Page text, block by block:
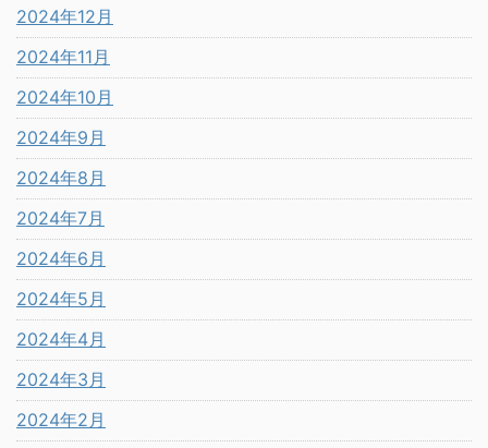
2024年12月
2024年11月
2024年10月
2024年9月
2024年8月
2024年7月
2024年6月
2024年5月
2024年4月
2024年3月
2024年2月